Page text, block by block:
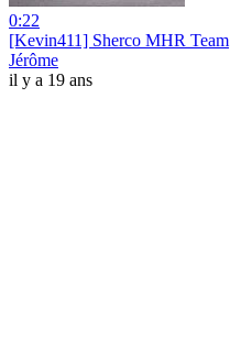
0:22
[Kevin411] Sherco MHR Team
Jérôme
il y a 19 ans